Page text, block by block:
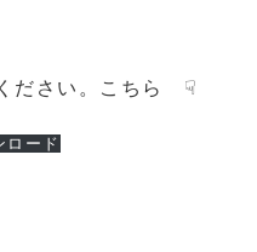
ださい。こちら ☟
ロード